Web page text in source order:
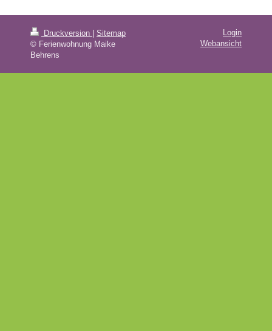
Druckversion
Sitemap
© Ferienwohnung Maike
Behrens
Login
Webansicht